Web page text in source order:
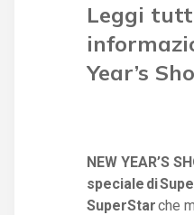
Leggi
Year’s
NEW YEAR’S
speciale di
SuperStarche